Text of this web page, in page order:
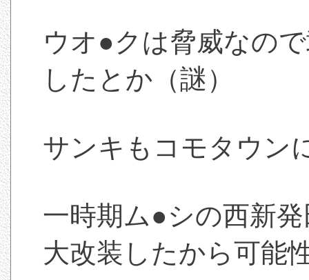
ウオ●クは脅威なの
したとか（謎）
サンキもコモタウン
一時期ム●シの西新
大改装したから可能